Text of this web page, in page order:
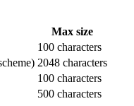
Max size
100 characters
2048 characters
100 characters
500 characters